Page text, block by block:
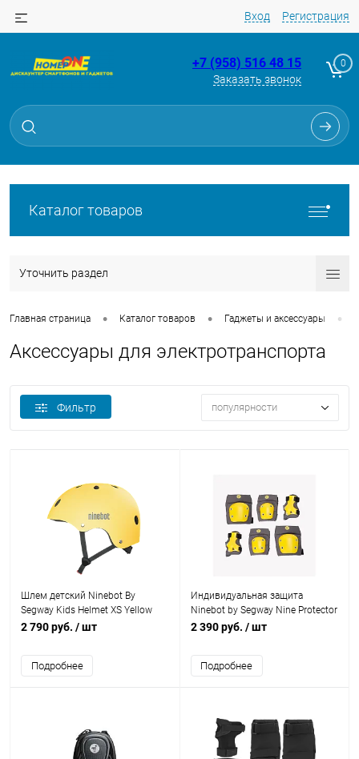
Вход Регистрация
+7 (958) 516 48 15
Заказать звонок
0
Каталог товаров
Уточнить раздел
Главная страница • Каталог товаров • Гаджеты и аксессуары •
Аксессуары для электротранспорта
Фильтр популярности
Шлем детский Ninebot By
Segway Kids Helmet XS Yellow
2 790 руб. / шт
Подробнее
Индивидуальная защита
Ninebot by Segway Nine Protector
set S yellow
2 390 руб. / шт
Подробнее